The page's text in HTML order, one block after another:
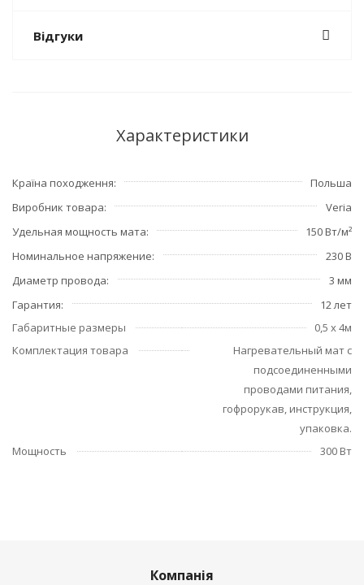
Відгуки
Характеристики
Країна походження
Польша
Виробник товара
Veria
Удельная мощность мата
150 Вт/м²
Номинальное напряжение
230 В
Диаметр провода
3 мм
Гарантия
12 лет
Габаритные размеры
0,5 x 4м
Комплектация товара
Нагревательный мат с
подсоединенными
проводами питания,
гофрорукав, инструкция,
упаковка.
Мощность
300 Вт
Компанія